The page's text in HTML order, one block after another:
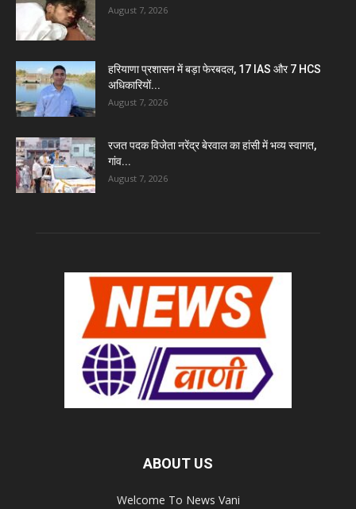
August 7, 2026
हरियाणा प्रशासन में बड़ा फेरबदल, 17 IAS और 7 HCS
अधिकारियों...
August 7, 2026
रजत पदक विजेता नरेंद्र बेरवाल का हांसी में भव्य स्वागत,
गांव...
August 7, 2026
ABOUT US
Welcome To News Vani